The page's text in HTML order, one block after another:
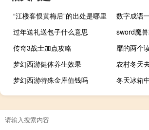
“江楼客恨黄梅后”的出处是哪里
数字成语
过年送礼送包子什么意思
sword魔
传奇3战士加点攻略
靡的两个
梦幻西游健体养生效果
农村冬天
梦幻西游特殊金库值钱吗
冬天冰箱